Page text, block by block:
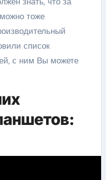
тоже
список
с ним Вы можете